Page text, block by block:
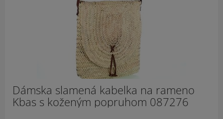
Dámska slamená kabelka na rameno
Kbas s koženým popruhom 087276